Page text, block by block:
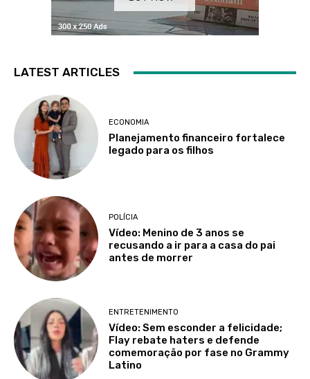
LATEST ARTICLES
ECONOMIA
Planejamento financeiro fortalece
legado para os filhos
POLÍCIA
Vídeo: Menino de 3 anos se
recusando a ir para a casa do pai
antes de morrer
ENTRETENIMENTO
Vídeo: Sem esconder a felicidade;
Flay rebate haters e defende
comemoração por fase no Grammy
Latino